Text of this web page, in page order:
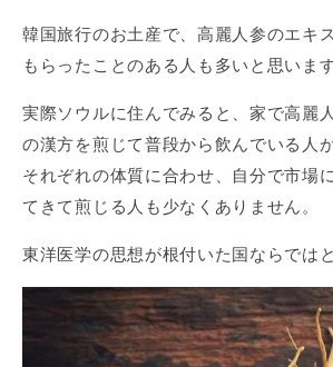
韓国旅行のお土産で、高麗人参のエキ
もらったことのある人も多いと思います
実際ソウルに住んでみると、家で高麗
の漢方を煎じて普段から飲んでいる人
それぞれの体質に合わせ、自分で市場
てきて煎じる人も少なくありません。
東洋医学の思想が根付いた国ならでは